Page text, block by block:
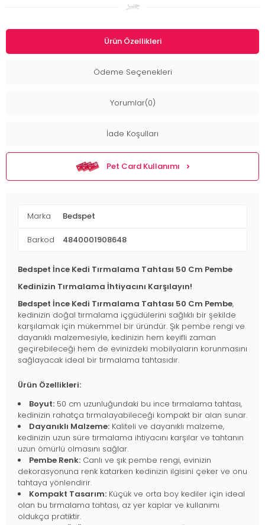
Ürün Özellikleri
Ödeme Seçenekleri
Yorumlar(0)
İade Koşulları
Pet Card Kullanımı
Marka Bedspet
Barkod 4840001908648
Bedspet İnce Kedi Tırmalama Tahtası 50 Cm Pembe
Kedinizin Tırmalama İhtiyacını Karşılayın!
Bedspet İnce Kedi Tırmalama Tahtası 50 Cm Pembe,
kedinizin doğal tırmalama içgüdülerini sağlıklı bir şekilde
karşılamak için mükemmel bir üründür. Şık pembe rengi ve
dayanıklı malzemesiyle, kedinizin hem keyifli zaman
geçirebileceği hem de evinizdeki mobilyaların korunmasını
sağlayacak ideal bir tırmalama tahtasıdır.
Ürün Özellikleri:
Boyut: 50 cm uzunluğundaki bu ince tırmalama tahtası,
kedinizin rahatça tırmalayabileceği kompakt bir alan sunar.
Dayanıklı Malzeme: Kaliteli ve dayanıklı malzeme,
kedinizin uzun süre tırmalama ihtiyacını karşılar ve tahtanın
uzun ömürlü olmasını sağlar.
Pembe Renk: Canlı ve şık pembe rengi, evinizin
dekorasyonuna renk katarken kedinizin ilgisini çeker ve onu
tahtaya yönlendirir.
Kompakt Tasarım: Küçük ve orta boy kediler için ideal
olan bu tırmalama tahtası, az yer kaplar ve kullanımı
oldukça pratiktir.